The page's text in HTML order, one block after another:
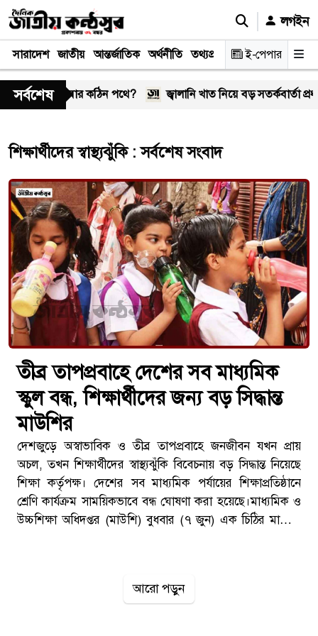
লগইন
সারাদেশ জাতীয় আন্তর্জাতিক অর্থনীতি তথ্যপ্রযুক্তি স্বাস্থ্য আইন-
ই-পেপার
সর্বশেষ
সম্পর্ক কি আবার কঠিন পথে? জ্বালানি খাত নিয়ে বড় সতর্কবার্তা
শিক্ষার্থীদের স্বাস্থ্যঝুঁকি : সর্বশেষ সংবাদ
তীব্র তাপপ্রবাহে দেশের সব মাধ্যমিক
স্কুল বন্ধ, শিক্ষার্থীদের জন্য বড় সিদ্ধান্ত
মাউশির
দেশজুড়ে অস্বাভাবিক ও তীব্র তাপপ্রবাহে জনজীবন যখন প্রায়
অচল, তখন শিক্ষার্থীদের স্বাস্থ্যঝুঁকি বিবেচনায় বড় সিদ্ধান্ত নিয়েছে
শিক্ষা কর্তৃপক্ষ। দেশের সব মাধ্যমিক পর্যায়ের শিক্ষাপ্রতিষ্ঠানে
শ্রেণি কার্যক্রম সাময়িকভাবে বন্ধ ঘোষণা করা হয়েছে।মাধ্যমিক ও
উচ্চশিক্ষা অধিদপ্তর (মাউশি) বুধবার (৭ জুন) এক চিঠির মাধ্যমে
সকাল থেকেই সূর্যের তাপমাত্রা এতটাই তীব্র যে বাইরে বের হওয়া
আরো পড়ুন